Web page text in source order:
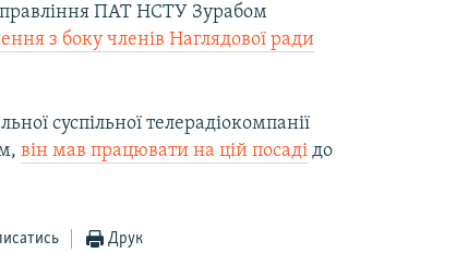
ПАТ НСТУ Зурабом
з боку членів Наглядової ради
суспільної телерадіокомпанії
він мав працювати на цій посаді до
Друк